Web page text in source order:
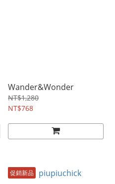
Wander&Wonder
NT$1,280
NT$768
促銷新品